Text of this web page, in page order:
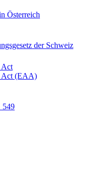
Österreich
der Schweiz
Act
Act (EAA)
549